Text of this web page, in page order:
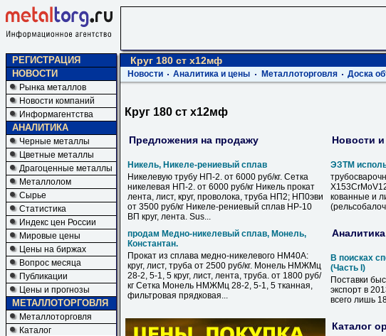
РЕГИСТРАЦИЯ
НОВОСТИ
Рынка металлов
Новости компаний
Информагентства
АНАЛИТИКА
Черные металлы
Цветные металлы
Драгоценные металлы
Металлолом
Сырье
Статистика
Индекс цен России
Мировые цены
Цены на биржах
Вопрос месяца
Публикации
Цены и прогнозы
МЕТАЛЛОТОРГОВЛЯ
Металлоторговля
Каталог
Круг 180 ст х12мф
Новости Аналитика и цены Металлоторговля Доска
Круг 180 ст х12мф
Предложения на продажу
Никель, Никеле-рениевый сплав
Никелевую трубу НП-2. от 6000 руб/кг. Сетка
никелевая НП-2. от 6000 руб/кг Никель прокат
лента, лист, круг, проволока, труба НП2; НП0эви
от 3500 руб/кг Никеле-рениевый сплав НР-10
ВП круг, лента. Sus...
продам Медно-никелевый сплав, Монель,
Константан.
Прокат из сплава медно-никелевого НМ40А:
круг, лист, труба от 2500 руб/кг. Монель НМЖМц
28-2, 5-1, 5 круг, лист, лента, труба. от 1800 руб/
кг Сетка Монель НМЖМц 28-2, 5-1, 5 тканная,
фильтровая прядковая...
Новости
ЭЗТМ
кованные и
В поисках
(Часть I)
Поставки
экспорт в
всего лишь
Каталог